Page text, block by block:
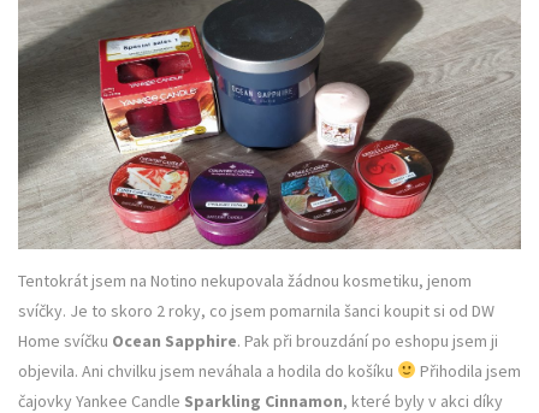
Tentokrát jsem na Notino nekupovala žádnou kosmetiku, jenom
svíčky. Je to skoro 2 roky, co jsem pomarnila šanci koupit si od DW
Home svíčku Ocean Sapphire. Pak při brouzdání po eshopu jsem ji
objevila. Ani chvilku jsem neváhala a hodila do košíku
Přihodila jsem
čajovky Yankee Candle Sparkling Cinnamon, které byly v akci díky